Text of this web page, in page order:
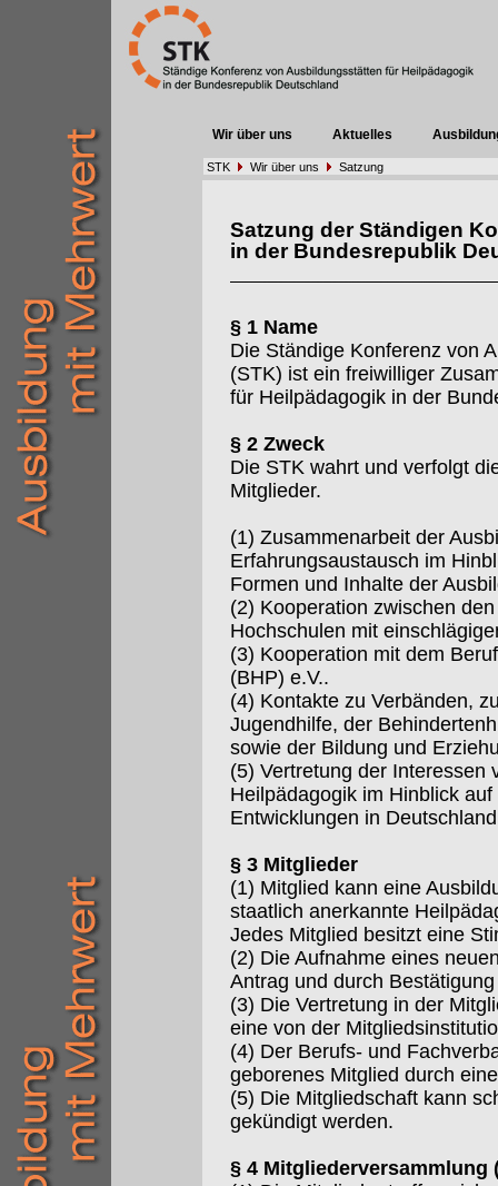
Wir über uns Aktuelles
STK Wir über uns Satzung
Satzung der Ständigen
in der Bundesrepublik
§ 1 Name
Die Ständige Konferenz von
(STK) ist ein freiwilliger
für Heilpädagogik in der
§ 2 Zweck
Die STK wahrt und verfolgt
Mitglieder.
(1) Zusammenarbeit der
Erfahrungsaustausch im
Formen und Inhalte der
(2) Kooperation zwischen
Hochschulen mit
(3) Kooperation mit dem
(BHP) e.V..
(4) Kontakte zu Verbänden,
Jugendhilfe, der
sowie der Bildung und
(5) Vertretung der Interessen
Heilpädagogik im Hinblick
Entwicklungen in
§ 3 Mitglieder
(1) Mitglied kann eine
staatlich anerkannte
Jedes Mitglied besitzt eine
(2) Die Aufnahme eines
Antrag und durch
(3) Die Vertretung in der
eine von der
(4) Der Berufs- und
geborenes Mitglied durch
(5) Die Mitgliedschaft kann
gekündigt werden.
§ 4 Mitgliederversammlung